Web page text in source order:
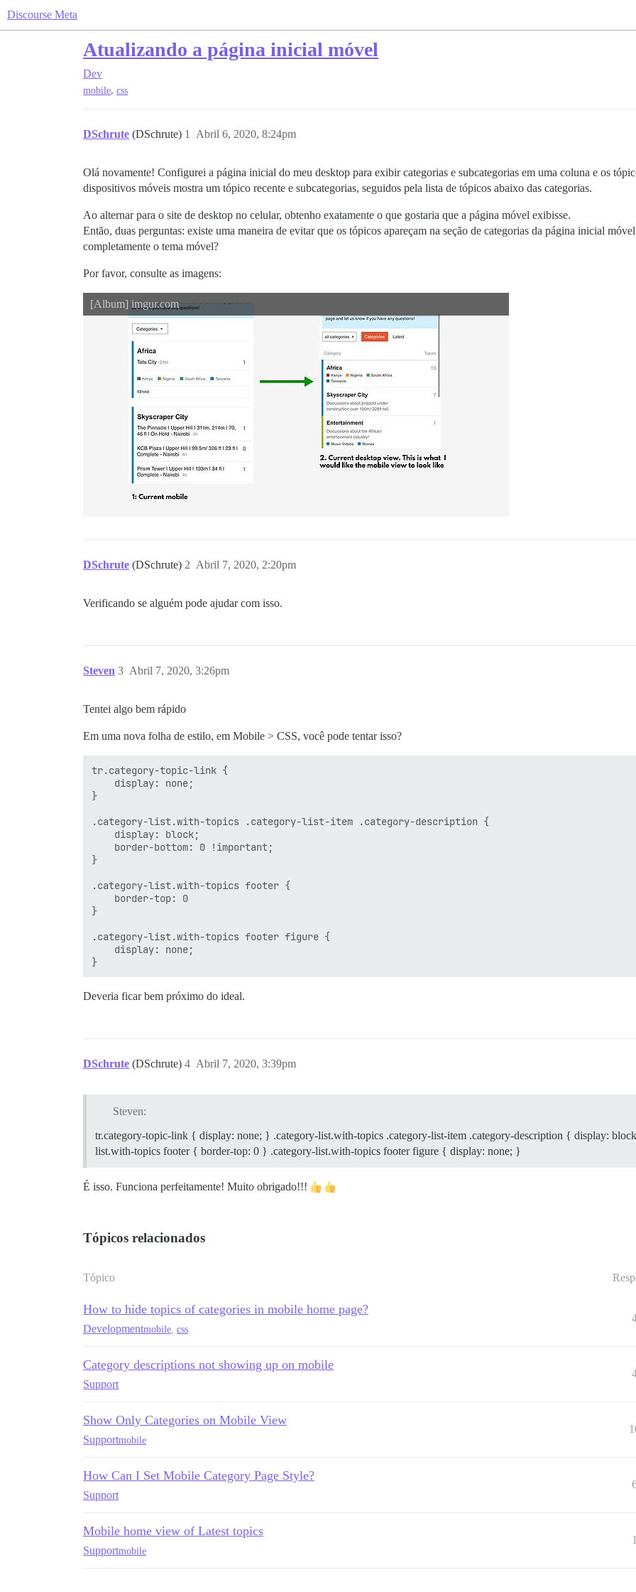
Discourse Meta
Atualizando a página inicial móvel
Dev
mobile, css
DSchrute (DSchrute) Abril 6, 2020, 8:24pm
1
Olá novamente! Configurei a página inicial do meu desktop para exibir categorias e subcategorias em uma coluna e os
dispositivos móveis mostra um tópico recente e subcategorias, seguidos pela lista de tópicos abaixo das categorias.
Ao alternar para o site de desktop no celular, obtenho exatamente o que gostaria que a página móvel exibisse.
Então, duas perguntas: existe uma maneira de evitar que os tópicos apareçam na seção de categorias da página inicial
completamente o tema móvel?
Por favor, consulte as imagens:
[Album] imgur.com
DSchrute (DSchrute) Abril 7, 2020, 2:20pm
2
Verificando se alguém pode ajudar com isso.
Steven Abril 7, 2020, 3:26pm
3
Tentei algo bem rápido
Em uma nova folha de estilo, em Mobile > CSS, você pode tentar isso?
tr.category-topic-link {
    display: none;
}
.category-list.with-topics .category-list-item .category-description {
    display: block;
    border-bottom: 0 !important;
}
.category-list.with-topics footer {
    border-top: 0
}
.category-list.with-topics footer figure {
    display: none;
Deveria ficar bem próximo do ideal.
DSchrute (DSchrute) Abril 7, 2020, 3:39pm
4
Steven:
tr.category-topic-link { display: none; } .category-list.with-topics .category-list-item .category-description { display:
list.with-topics footer { border-top: 0 } .category-list.with-topics footer figure { display: none; }
É isso. Funciona perfeitamente! Muito obrigado!!!
Tópicos relacionados
Tópico
How to hide topics of categories in mobile home page?
Developmentmobile css
Category descriptions not showing up on mobile
Support
Show Only Categories on Mobile View
Supportmobile
How Can I Set Mobile Category Page Style?
Support
Mobile home view of Latest topics
Supportmobile
1